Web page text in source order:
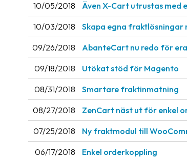
10/05/2018 Även X-Cart utrustas med
10/03/2018 Skapa egna fraktlösningar
09/26/2018 AbanteCart nu redo för
09/18/2018 Utökat stöd för Magento
08/31/2018 Smartare fraktinmatning
08/27/2018 ZenCart näst ut för enkel
07/25/2018 Ny fraktmodul till
06/17/2018 Enkel orderkoppling